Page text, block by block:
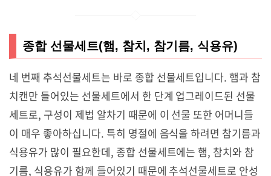
종합 선물세트(햄, 참치, 참기름, 식용유)
네 번째 추석선물세트는 바로 종합 선물세트입니다. 햄과 참
치캔만 들어있는 선물세트에서 한 단계 업그레이드된 선물
세트로, 구성이 제법 알차기 때문에 이 선물 또한 어머니들
이 매우 좋아하십니다. 특히 명절에 음식을 하려면 참기름과
식용유가 많이 필요한데, 종합 선물세트에는 햄, 참치와 참
기름, 식용유가 함께 들어있기 때문에 추석선물세트로 안성